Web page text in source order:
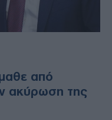
από
ακύρωση της